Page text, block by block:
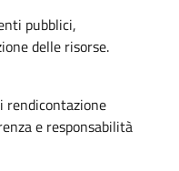
pubblici,
delle risorse.
rendicontazione
e responsabilità